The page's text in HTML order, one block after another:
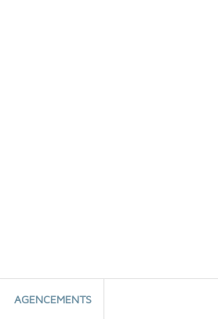
AGENCEMENTS